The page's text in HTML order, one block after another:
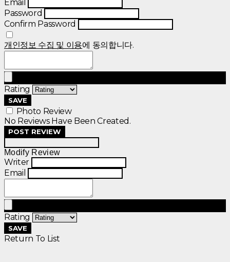
Email
Password
Confirm Password
개인정보 수집 및 이용에 동의합니다.
Rating
SAVE
Photo Review
No Reviews Have Been Created.
POST REVIEW
Modify Review
Writer
Email
Rating
SAVE
Return To List